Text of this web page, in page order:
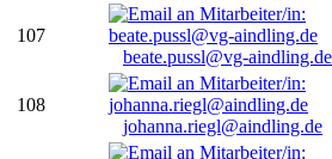
107
beate.pussl@vg-aindling.de
108
johanna.riegl@aindling.de